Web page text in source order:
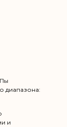
диапазона:
и